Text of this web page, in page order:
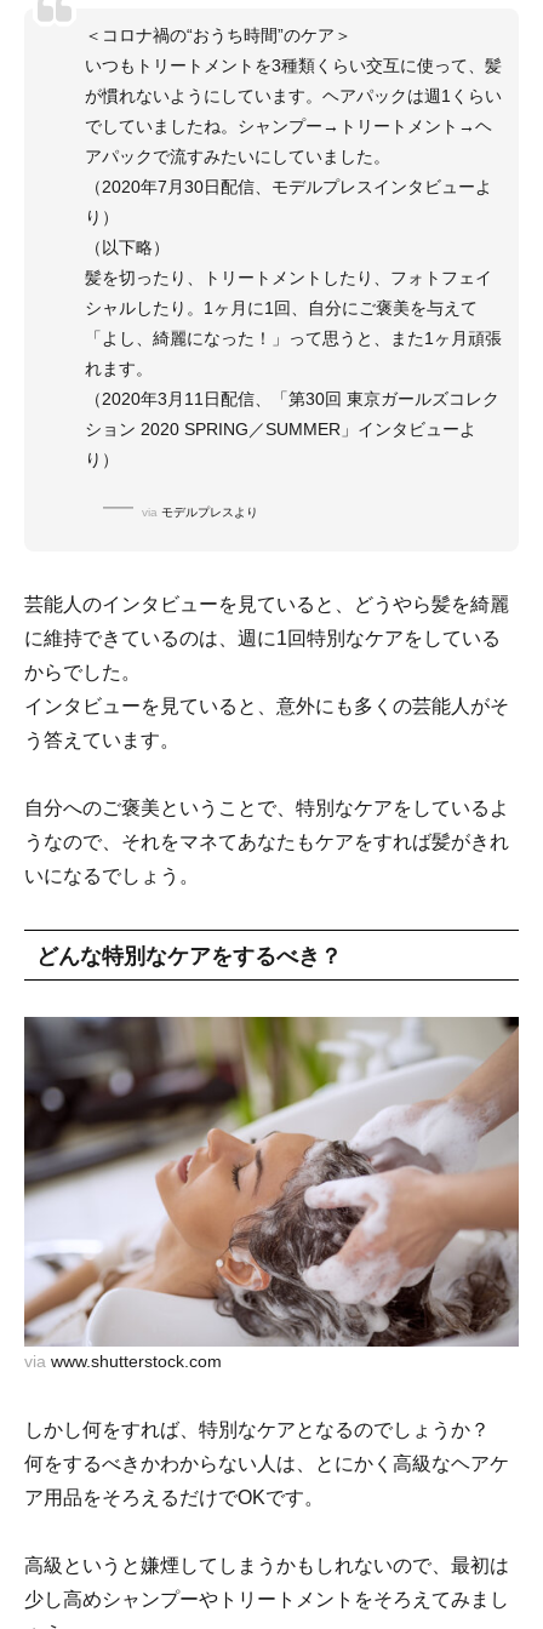
＜コロナ禍の“おうち時間”のケア＞
いつもトリートメントを3種類くらい交互に使って、髪
が慣れないようにしています。ヘアパックは週1くらい
でしていましたね。シャンプー→トリートメント→ヘ
アパックで流すみたいにしていました。
（2020年7月30日配信、モデルプレスインタビューよ
り）
（以下略）
髪を切ったり、トリートメントしたり、フォトフェイ
シャルしたり。1ヶ月に1回、自分にご褒美を与えて
「よし、綺麗になった！」って思うと、また1ヶ月頑張
れます。
（2020年3月11日配信、「第30回 東京ガールズコレク
ション 2020 SPRING／SUMMER」インタビューよ
り）
via モデルプレスより
芸能人のインタビューを見ていると、どうやら髪を綺麗
に維持できているのは、週に1回特別なケアをしている
からでした。
インタビューを見ていると、意外にも多くの芸能人がそ
う答えています。
自分へのご褒美ということで、特別なケアをしているよ
うなので、それをマネてあなたもケアをすれば髪がきれ
いになるでしょう。
どんな特別なケアをするべき？
via www.shutterstock.com
しかし何をすれば、特別なケアとなるのでしょうか？
何をするべきかわからない人は、とにかく高級なヘアケ
ア用品をそろえるだけでOKです。
高級というと嫌煙してしまうかもしれないので、最初は
少し高めシャンプーやトリートメントをそろえてみまし